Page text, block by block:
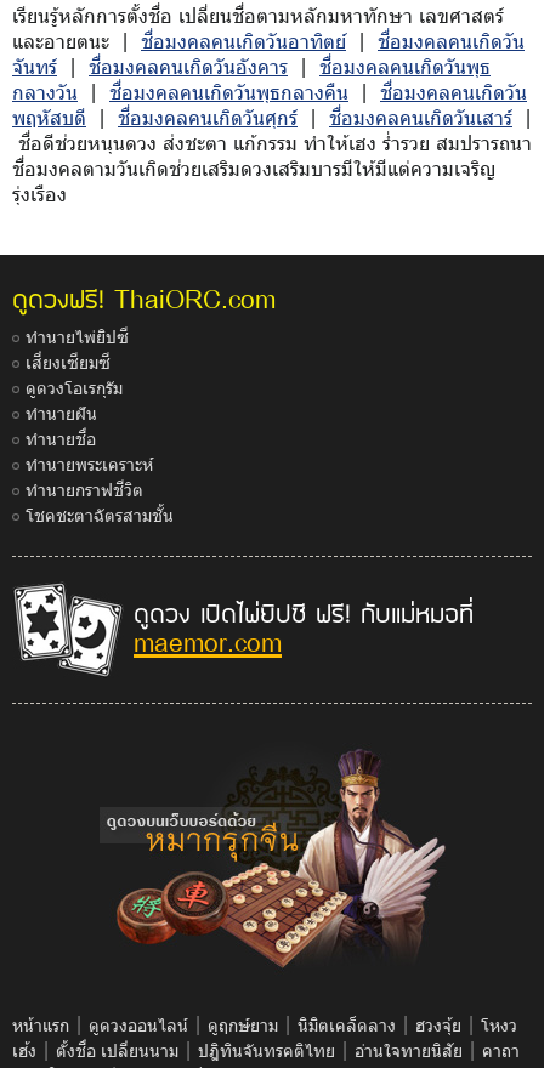
เรียนรู้หลักการตั้งชื่อ เปลี่ยนชื่อตามหลักมหาทักษา เลขศาสตร์
และอายตนะ | ชื่อมงคลคนเกิดวันอาทิตย์| ชื่อมงคลคนเกิดวัน
จันทร์ | ชื่อมงคลคนเกิดวันอังคาร | ชื่อมงคลคนเกิดวันพุธ
กลางวัน | ชื่อมงคลคนเกิดวันพุธกลางคืน | ชื่อมงคลคนเกิดวัน
พฤหัสบดี | ชื่อมงคลคนเกิดวันศุกร์ | ชื่อมงคลคนเกิดวันเสาร์ |
ชื่อดีช่วยหนุนดวง ส่งชะตา แก้กรรม ทำให้เฮง ร่ำรวย สมปรารถนา
ชื่อมงคลตามวันเกิดช่วยเสริมดวงเสริมบารมีให้มีแต่ความเจริญ
รุ่งเรือง
ดูดวงฟรี! ThaiORC.com
ทำนายไพ่ยิปซี
เสี่ยงเซียมซี
ดูดวงโอเรกุรัม
ทำนายฝัน
ทำนายชื่อ
ทำนายพระเคราะห์
ทำนายกราฟชีวิต
โชคชะตาฉัตรสามชั้น
ดูดวง เปิดไพ่ยิปซี ฟรี! กับแม่หมอที่
maemor.com
หน้าแรก | ดูดวงออนไลน์ | ดูฤกษ์ยาม | นิมิตเคล็ดลาง | ฮวงจุ้ย | โหงว
เฮ้ง | ตั้งชื่อ เปลี่ยนนาม | ปฎิทินจันทรคติไทย | อ่านใจทายนิสัย | คาถา